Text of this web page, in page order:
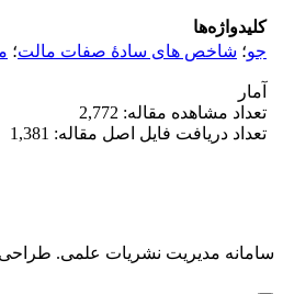
کلیدواژه‌ها
جو؛ شاخص های سادۀ صفات مالت؛
آمار
تعداد مشاهده مقاله: 2,772
تعداد دریافت فایل اصل مقاله: 1,381
سامانه مدیریت نشریات علمی. طراحی